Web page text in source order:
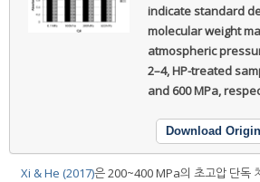
indicate standard
molecular weight
atmospheric
2–4, HP-treated
and 600 MPa,
Download
Xi & He (2017)은 200~400 MPa의 초고압 단독